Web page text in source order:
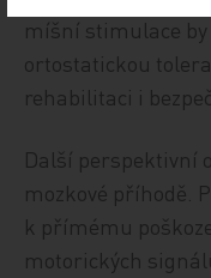
míšní stimulace
ortostatickou
rehabilitaci i
Další perspektivní
mozkové příhodě.
k přímému
motorických